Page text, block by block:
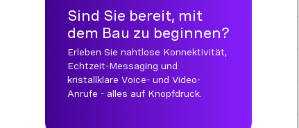
Sind Sie bereit, mit
dem Bau zu beginnen?
Erleben Sie nahtlose Konnektivität,
Echtzeit-Messaging und
kristallklare Voice- und Video-
Anrufe - alles auf Knopfdruck.